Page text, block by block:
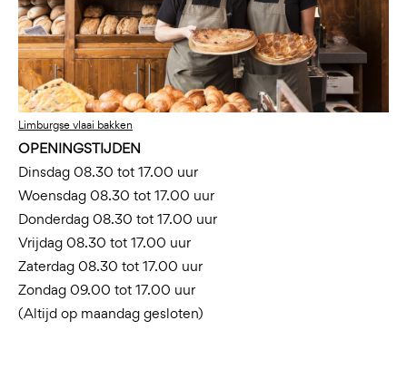
Limburgse vlaai bakken
OPENINGSTIJDEN
Dinsdag 08.30 tot 17.00 uur
Woensdag 08.30 tot 17.00 uur
Donderdag 08.30 tot 17.00 uur
Vrijdag 08.30 tot 17.00 uur
Zaterdag 08.30 tot 17.00 uur
Zondag 09.00 tot 17.00 uur
(Altijd op maandag gesloten)